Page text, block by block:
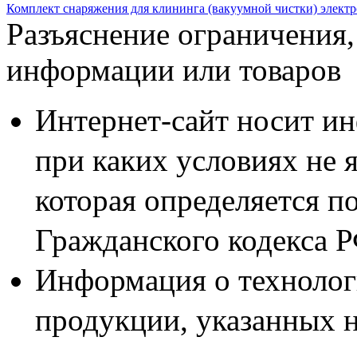
Комплект снаряжения для клининга (вакуумной чистки)
Разъяснение
информации или товаров
Интернет-сайт носит
при каких условиях не
которая определяется
Гражданского кодекса
Информация о
продукции, указанных